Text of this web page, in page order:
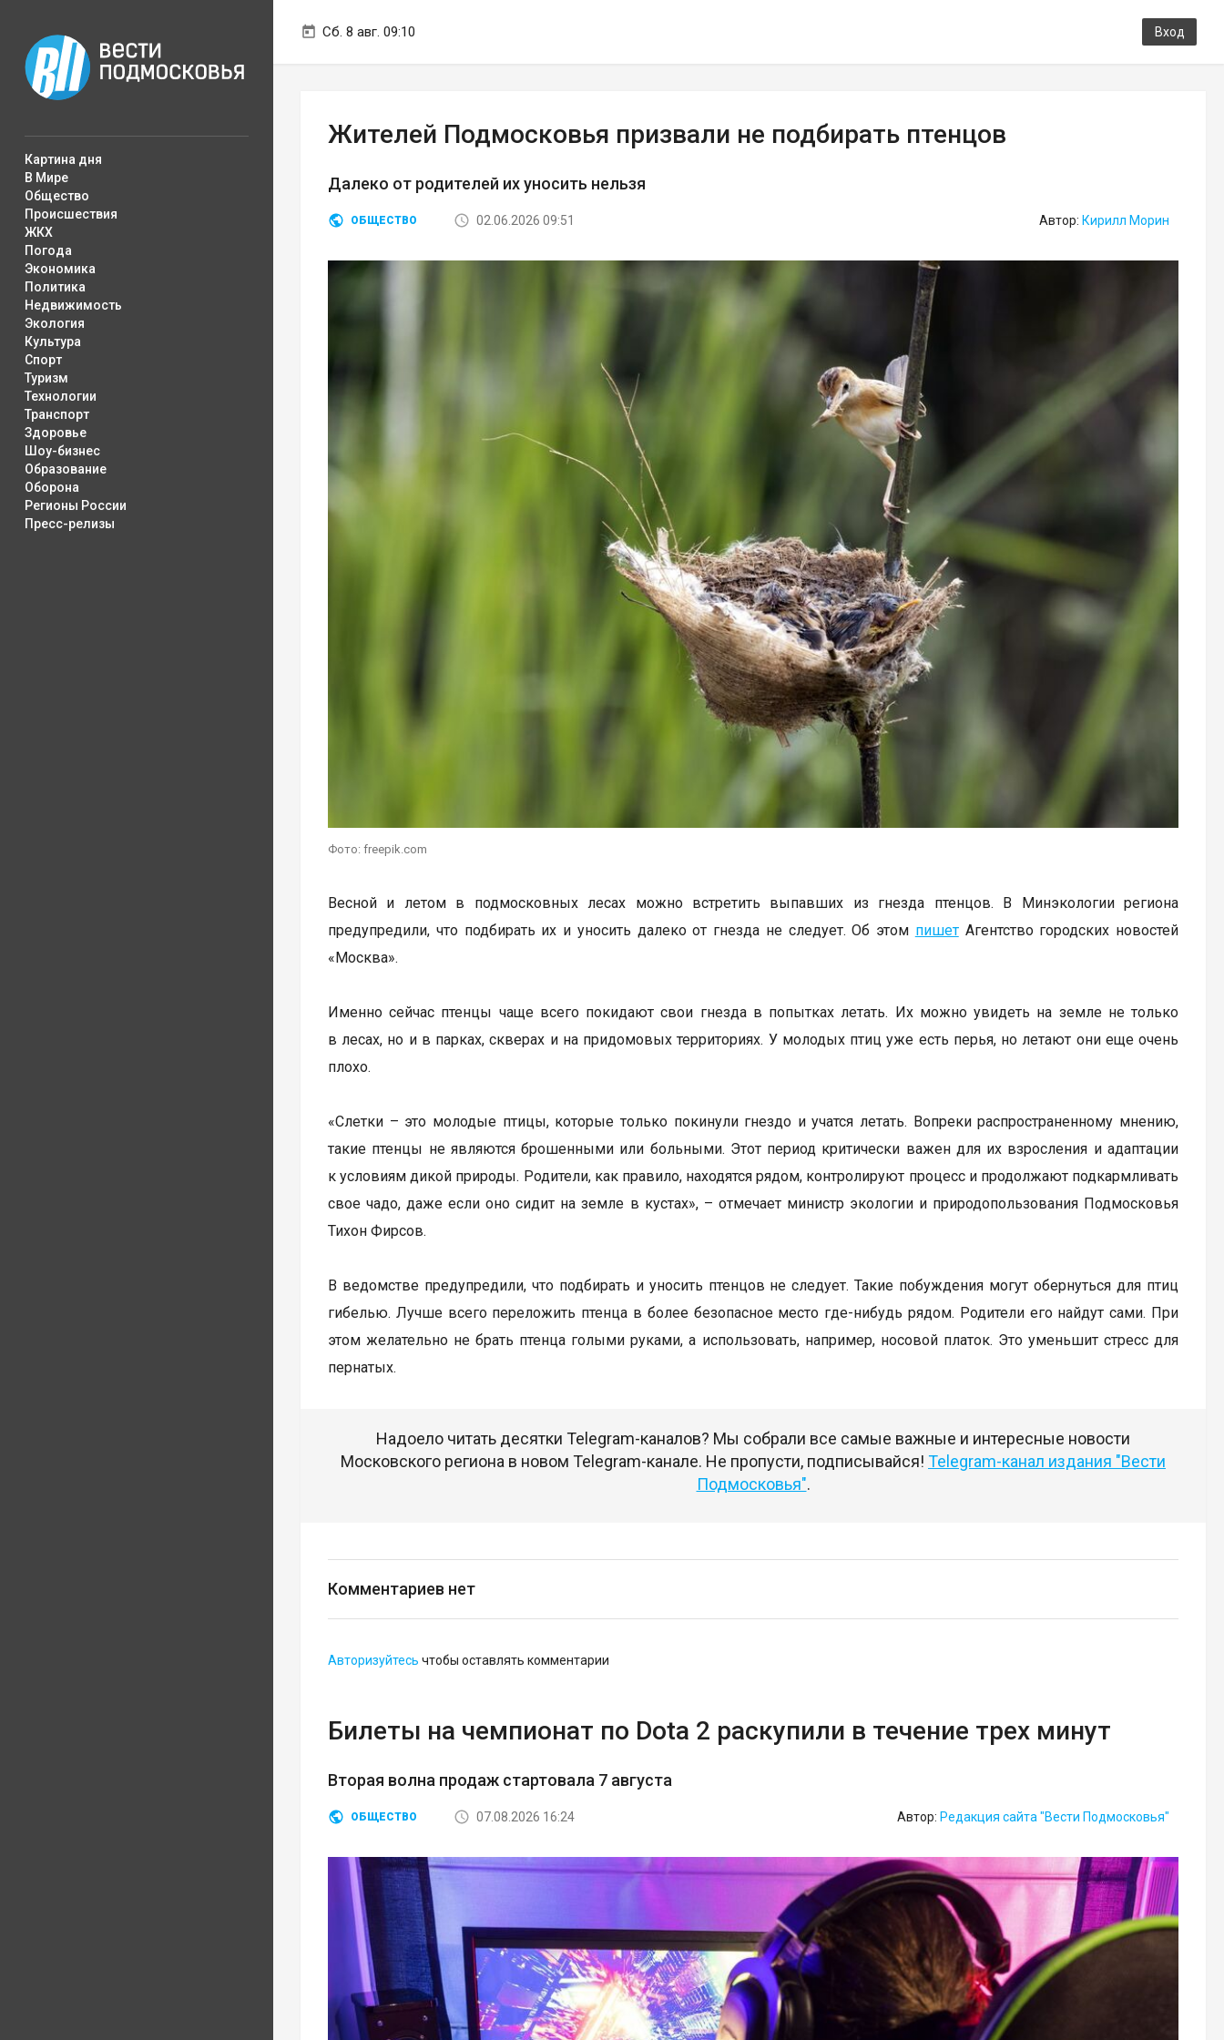
Сб. 8 авг. 09:10 Вход
Картина дня
В Мире
Общество
Происшествия
ЖКХ
Погода
Экономика
Политика
Недвижимость
Экология
Культура
Спорт
Туризм
Технологии
Транспорт
Здоровье
Шоу-бизнес
Образование
Оборона
Регионы России
Пресс-релизы
Жителей Подмосковья призвали не подбирать птенцов
Далеко от родителей их уносить нельзя
ОБЩЕСТВО 02.06.2026 09:51 Автор: Кирилл Морин
Фото: freepik.com
Весной и летом в подмосковных лесах можно встретить выпавших из гнезда птенцов. В Минэкологии региона
предупредили, что подбирать их и уносить далеко от гнезда не следует. Об этом пишетАгентство городских новостей
«Москва».
Именно сейчас птенцы чаще всего покидают свои гнезда в попытках летать. Их можно увидеть на земле не только
в лесах, но и в парках, скверах и на придомовых территориях. У молодых птиц уже есть перья, но летают они еще очень
плохо.
«Слетки – это молодые птицы, которые только покинули гнездо и учатся летать. Вопреки распространенному мнению,
такие птенцы не являются брошенными или больными. Этот период критически важен для их взросления и адаптации
к условиям дикой природы. Родители, как правило, находятся рядом, контролируют процесс и продолжают подкармливать
свое чадо, даже если оно сидит на земле в кустах», – отмечает министр экологии и природопользования Подмосковья
Тихон Фирсов.
В ведомстве предупредили, что подбирать и уносить птенцов не следует. Такие побуждения могут обернуться для птиц
гибелью. Лучше всего переложить птенца в более безопасное место где-нибудь рядом. Родители его найдут сами. При
этом желательно не брать птенца голыми руками, а использовать, например, носовой платок. Это уменьшит стресс для
пернатых.
Надоело читать десятки Telegram-каналов? Мы собрали все самые важные и интересные новости
Московского региона в новом Telegram-канале. Не пропусти, подписывайся! Telegram-канал издания "Вести
Подмосковья".
Комментариев нет
Авторизуйтесь чтобы оставлять комментарии
Билеты на чемпионат по Dota 2 раскупили в течение трех минут
Вторая волна продаж стартовала 7 августа
ОБЩЕСТВО 07.08.2026 16:24 Автор: Редакция сайта "Вести Подмосковья"